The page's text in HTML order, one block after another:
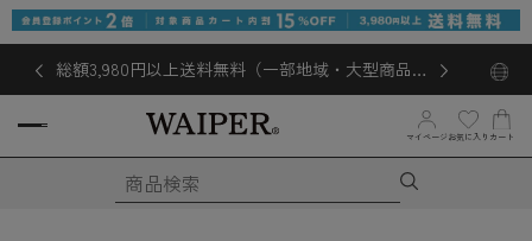
総額3,980円以上送料無料（一部地域・大型商品対
マイページ お気に入り カート